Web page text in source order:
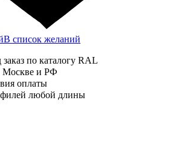
В список желаний
по каталогу RAL
Москве и РФ
оплаты
любой длины